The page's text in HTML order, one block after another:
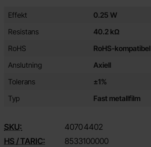
Egenskaper/attribut för denna produkt
Attribut
Effekt
0.25 W
Resistans
40.2 kΩ
RoHS
RoHS-kompatibel
Anslutning
Axiell
Tolerans
±1%
Typ
Fast metallfilm
SKU: 40704402
HS / TARIC:
8533100000